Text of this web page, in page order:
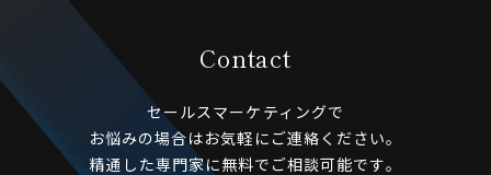
Contact
セールスマーケティングで
お悩みの場合はお気軽にご連絡ください。
精通した専門家に無料でご相談可能です。